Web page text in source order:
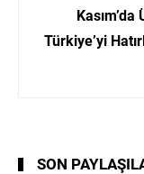
Kasım’da
Türkiye’yi
SON